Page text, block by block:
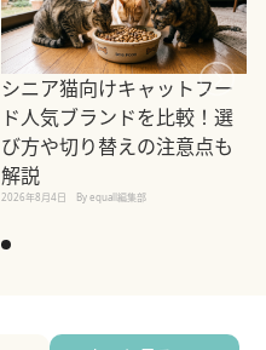
シニア猫向けキャットフー
ド人気ブランドを比較！選
び方や切り替えの注意点も
解説
2026年8月4日 By equall編集部